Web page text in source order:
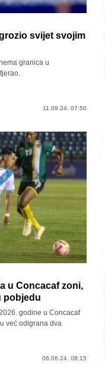
svijet svojim
granica u
11.09.24. 07:50
u Concacaf zoni,
pobjedu
godine u Concacaf
već odigrana dva
06.06.24. 08:15